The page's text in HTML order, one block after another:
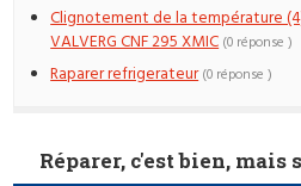
Clignotement de la température
VALVERG CNF 295 XMIC (0 réponse )
Raparer refrigerateur (0 réponse )
Réparer, c'est bien, mais